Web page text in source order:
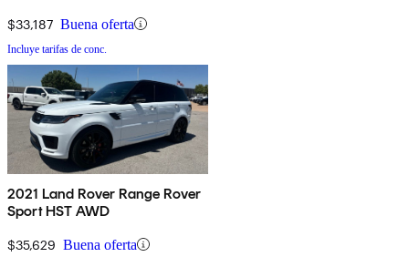
$33,187 Buena oferta
Incluye tarifas de conc.
2021 Land Rover Range Rover
Sport HST AWD
$35,629 Buena oferta